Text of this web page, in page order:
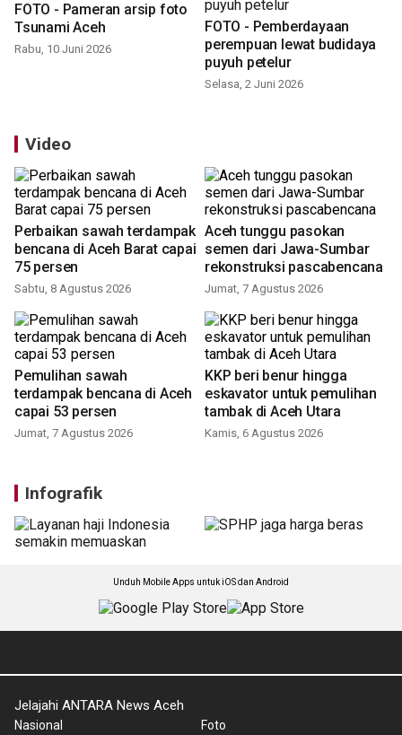
FOTO - Pameran arsip foto
Tsunami Aceh
Rabu, 10 Juni 2026
FOTO - Pemberdayaan
perempuan lewat budidaya
puyuh petelur
Selasa, 2 Juni 2026
Video
Perbaikan sawah terdampak
bencana di Aceh Barat capai
75 persen
Sabtu, 8 Agustus 2026
Aceh tunggu pasokan
semen dari Jawa-Sumbar
rekonstruksi pascabencana
Jumat, 7 Agustus 2026
Pemulihan sawah
terdampak bencana di Aceh
capai 53 persen
Jumat, 7 Agustus 2026
KKP beri benur hingga
eskavator untuk pemulihan
tambak di Aceh Utara
Kamis, 6 Agustus 2026
Infografik
Unduh Mobile Apps untuk iOS dan Android
Jelajahi ANTARA News Aceh
Nasional Foto